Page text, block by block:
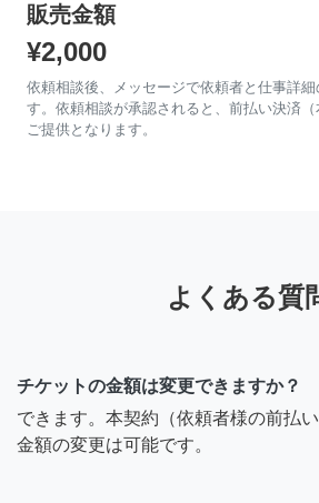
販売金額
¥2,000
依頼相談後、メッセージで依頼者と仕事詳
す。依頼相談が承認されると、前払い決済
ご提供となります。
よくある質
チケットの金額は変更できますか？
できます。本契約（依頼者様の前払
金額の変更は可能です。